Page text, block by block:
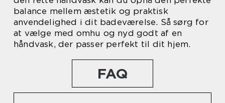
balance mellem æstetik og praktisk
anvendelighed i dit badeværelse. Så sørg for
at vælge med omhu og nyd godt af en
håndvask, der passer perfekt til dit hjem.
FAQ